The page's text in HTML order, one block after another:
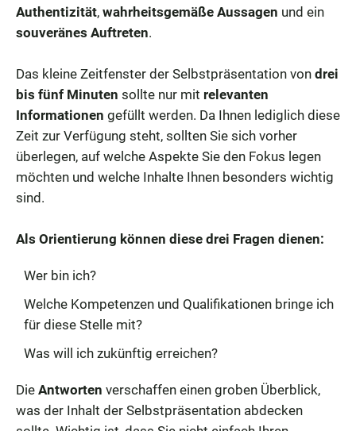
Authentizität, wahrheitsgemäße Aussagen und ein
souveränes Auftreten.
Das kleine Zeitfenster der Selbstpräsentation von drei
bis fünf Minuten sollte nur mit relevanten
Informationen gefüllt werden. Da Ihnen lediglich diese
Zeit zur Verfügung steht, sollten Sie sich vorher
überlegen, auf welche Aspekte Sie den Fokus legen
möchten und welche Inhalte Ihnen besonders wichtig
sind.
Als Orientierung können diese drei Fragen dienen:
Wer bin ich?
Welche Kompetenzen und Qualifikationen bringe ich
für diese Stelle mit?
Was will ich zukünftig erreichen?
Die Antworten verschaffen einen groben Überblick,
was der Inhalt der Selbstpräsentation abdecken